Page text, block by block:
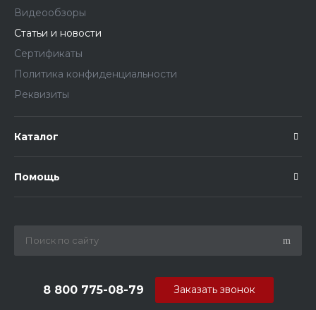
Видеообзоры
Статьи и новости
Сертификаты
Политика конфиденциальности
Реквизиты
Каталог
Помощь
8 800 775-08-79 Заказать звонок